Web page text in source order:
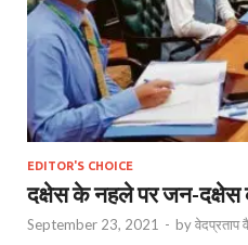
EDITOR'S CHOICE
दक्षेस के नहले पर जन-दक्षेस
September 23, 2021 - byवेदप्रताप